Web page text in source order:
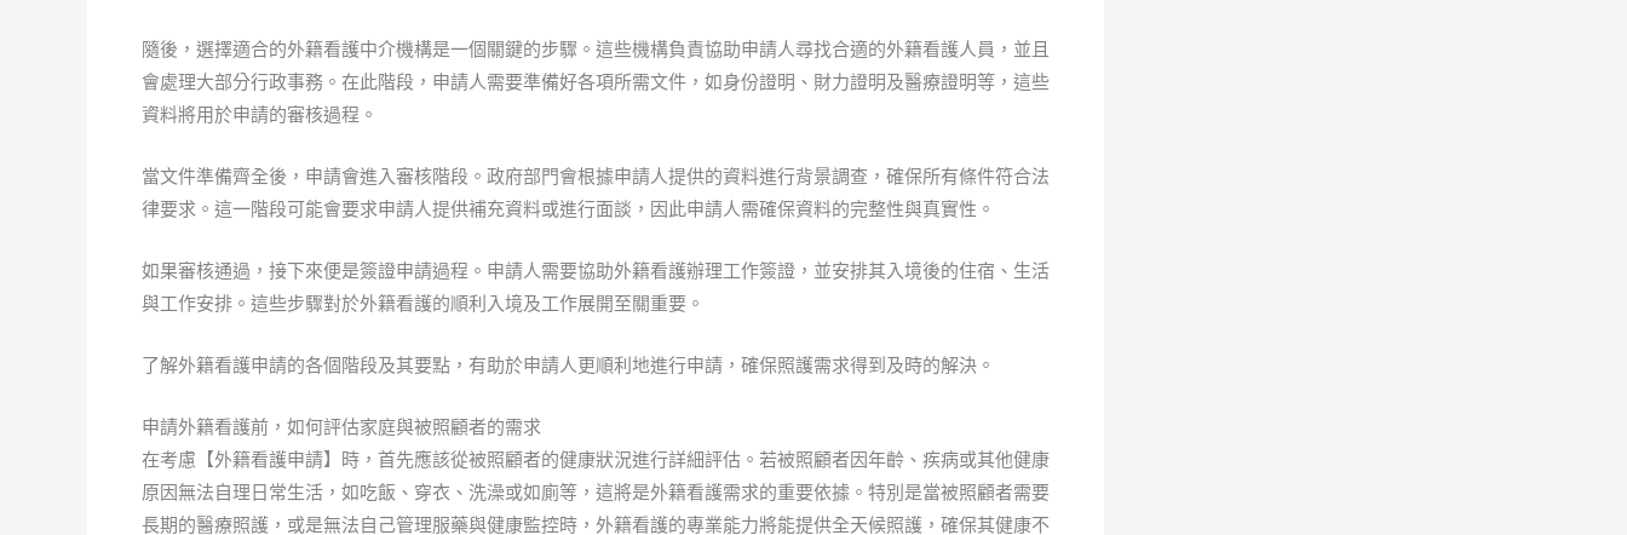
隨後，選擇適合的外籍看護中介機構是一個關鍵的步驟。這些機構負責協助申請人尋找合適的外籍看護人員，並且
會處理大部分行政事務。在此階段，申請人需要準備好各項所需文件，如身份證明、財力證明及醫療證明等，這些
資料將用於申請的審核過程。
當文件準備齊全後，申請會進入審核階段。政府部門會根據申請人提供的資料進行背景調查，確保所有條件符合法
律要求。這一階段可能會要求申請人提供補充資料或進行面談，因此申請人需確保資料的完整性與真實性。
如果審核通過，接下來便是簽證申請過程。申請人需要協助外籍看護辦理工作簽證，並安排其入境後的住宿、生活
與工作安排。這些步驟對於外籍看護的順利入境及工作展開至關重要。
了解外籍看護申請的各個階段及其要點，有助於申請人更順利地進行申請，確保照護需求得到及時的解決。
申請外籍看護前，如何評估家庭與被照顧者的需求
在考慮【外籍看護申請】時，首先應該從被照顧者的健康狀況進行詳細評估。若被照顧者因年齡、疾病或其他健康
原因無法自理日常生活，如吃飯、穿衣、洗澡或如廁等，這將是外籍看護需求的重要依據。特別是當被照顧者需要
長期的醫療照護，或是無法自己管理服藥與健康監控時，外籍看護的專業能力將能提供全天候照護，確保其健康不